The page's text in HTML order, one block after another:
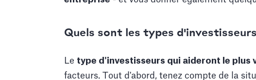
Quels sont les types
Le type d'investisseurs qui aideront le plus
facteurs. Tout d'abord, tenez compte de la